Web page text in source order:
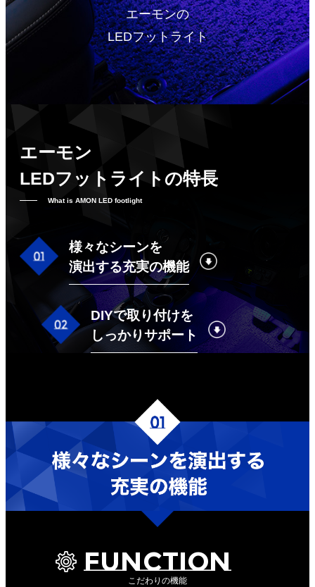
エーモンの
LEDフットライト
エーモン
LEDフットライトの特長
What is AMON LED footlight
様々なシーンを
演出する充実の機能
DIYで取り付けを
しっかりサポート
FUNCTION
こだわりの機能